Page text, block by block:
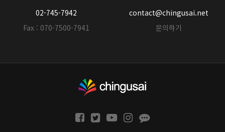
02-745-7942
Fax : 070-7500-7941
contact@chingusai.net
문의하기